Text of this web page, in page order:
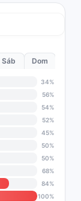
Sáb Dom
34%
56%
54%
52%
45%
50%
50%
68%
84%
100%